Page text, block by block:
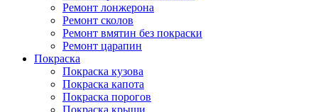
Ремонт лонжерона
Ремонт сколов
Ремонт вмятин без покраски
Ремонт царапин
Покраска
Покраска кузова
Покраска капота
Покраска порогов